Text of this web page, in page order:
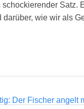
schockierender Satz.
darüber, wie wir als
Der Fischer angelt